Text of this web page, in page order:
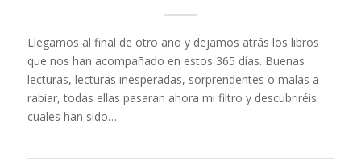
Llegamos al final de otro año y dejamos atrás los libros
que nos han acompañado en estos 365 días. Buenas
lecturas, lecturas inesperadas, sorprendentes o malas a
rabiar, todas ellas pasaran ahora mi filtro y descubriréis
cuales han sido…